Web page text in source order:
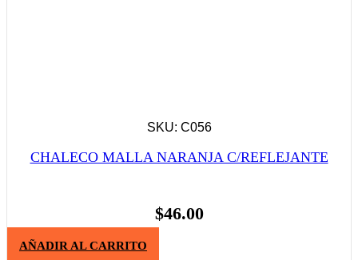
SKU: C056
CHALECO MALLA NARANJA C/REFLEJANTE
$46.00
AÑADIR AL CARRITO